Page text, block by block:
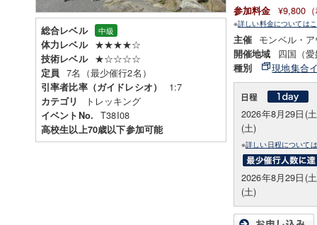
総合レベル 中級
体力レベル ★★★★☆
技術レベル ★☆☆☆☆
定員 7名（最少催行2名）
引率者比率（ガイドレシオ） 1:7
カテゴリ トレッキング
イベントNo. T38I08
高校生以上70歳以下参加可能
参加料金 ¥9,800
※詳しい料金については
主催 モンベル・
開催地域 四国（
種別 現地集合
2026年8月29日(
(土)
※詳しい日程について
2026年8月29日(
(土)